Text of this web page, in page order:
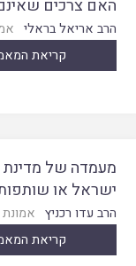
האם צרכים
הרב אריאל בראלי
קריאת
מעמדה של מדינת
ישראל או
הרב עדו רכניץ אמונת
קריאת